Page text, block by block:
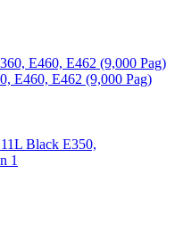
E460, E462 (9,000 Pag)